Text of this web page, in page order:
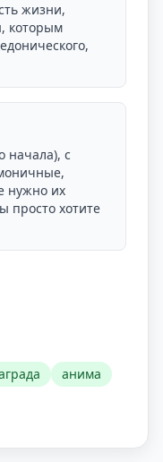
жизни,
которым
начала), с
нужно их
просто хотите
анима